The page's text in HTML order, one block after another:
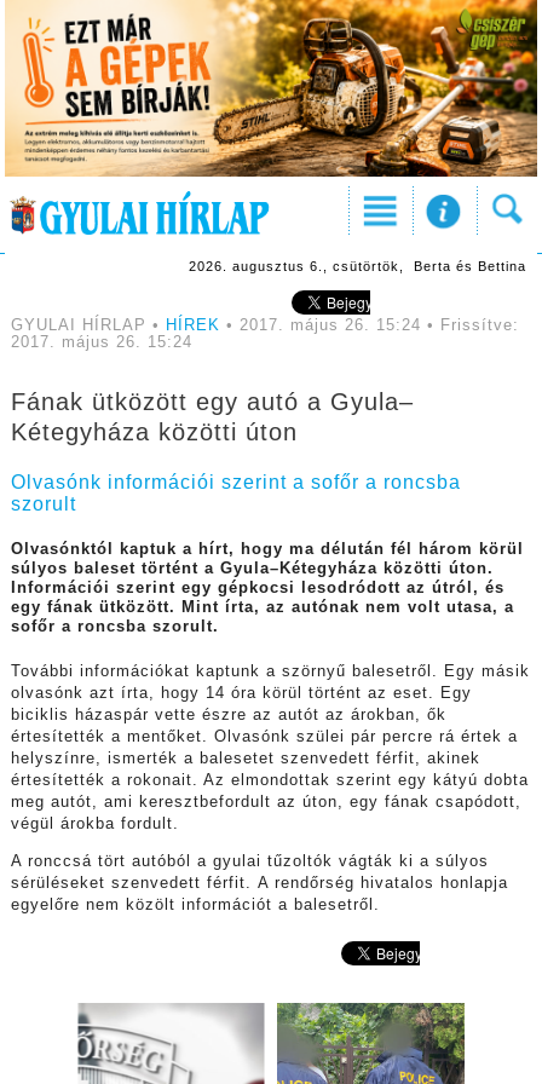
2026. augusztus 6., csütörtök, Berta és Bettina
GYULAI HÍRLAP • HÍREK • 2017. május 26. 15:24 • Frissítve:
2017. május 26. 15:24
Fának ütközött egy autó a Gyula–
Kétegyháza közötti úton
Olvasónk információi szerint a sofőr a roncsba
szorult
Olvasónktól kaptuk a hírt, hogy ma délután fél három körül
súlyos baleset történt a Gyula–Kétegyháza közötti úton.
Információi szerint egy gépkocsi lesodródott az útról, és
egy fának ütközött. Mint írta, az autónak nem volt utasa, a
sofőr a roncsba szorult.
További információkat kaptunk a szörnyű balesetről. Egy másik
olvasónk azt írta, hogy 14 óra körül történt az eset. Egy
biciklis házaspár vette észre az autót az árokban, ők
értesítették a mentőket. Olvasónk szülei pár percre rá értek a
helyszínre, ismerték a balesetet szenvedett férfit, akinek
értesítették a rokonait. Az elmondottak szerint egy kátyú dobta
meg autót, ami keresztbefordult az úton, egy fának csapódott,
végül árokba fordult.
A ronccsá tört autóból a gyulai tűzoltók vágták ki a súlyos
sérüléseket szenvedett férfit. A rendőrség hivatalos honlapja
egyelőre nem közölt információt a balesetről.